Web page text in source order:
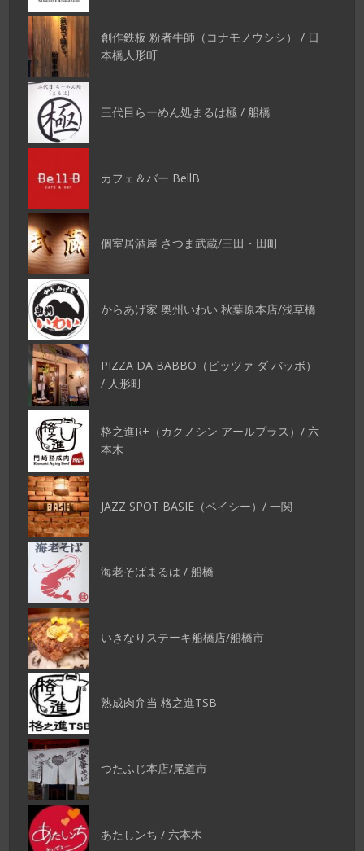
創作鉄板 粉者牛師（コナモノウシシ） / 日
本橋人形町
三代目らーめん処まるは極 / 船橋
カフェ＆バー BellB
個室居酒屋 さつま武蔵/三田・田町
からあげ家 奥州いわい 秋葉原本店/浅草橋
PIZZA DA BABBO（ピッツァ ダ バッボ）
/ 人形町
格之進R+（カクノシン アールプラス）/ 六
本木
JAZZ SPOT BASIE（ベイシー）/ 一関
海老そばまるは / 船橋
いきなりステーキ船橋店/船橋市
熟成肉弁当 格之進TSB
つたふじ本店/尾道市
あたしンち / 六本木